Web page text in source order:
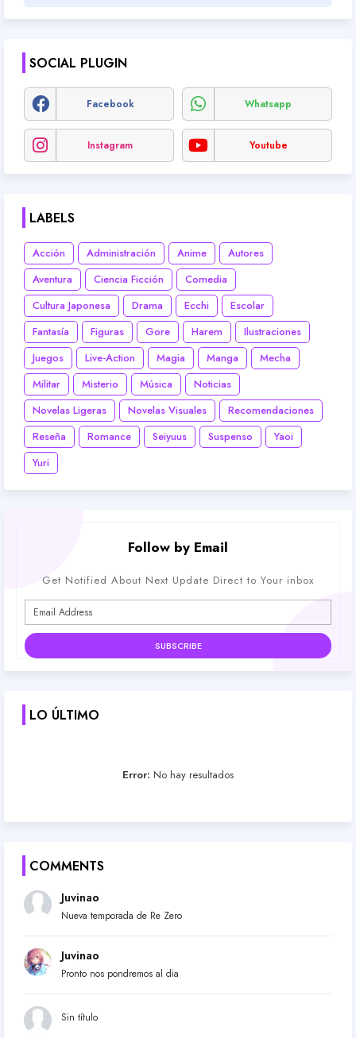
SOCIAL PLUGIN
Facebook Whatsapp
Instagram Youtube
LABELS
Acción Administración Anime
Autores
Aventura
Ciencia Ficción
Comedia
Cultura Japonesa
Drama Ecchi
Escolar
Fantasía
Figuras Gore Harem
Ilustraciones
Juegos
Live-Action Magia Manga
Mecha
Militar
Misterio Música
Noticias
Novelas Ligeras
Novelas Visuales
Recomendaciones
Reseña
Romance Seiyuus Suspenso
Yaoi
Yuri
Follow by Email
Get Notified About Next Update Direct to Your inbox
LO ÚLTIMO
Error: No hay resultados
COMMENTS
Juvinao
Nueva temporada de Re Zero
Juvinao
Pronto nos pondremos al dia
Sin título